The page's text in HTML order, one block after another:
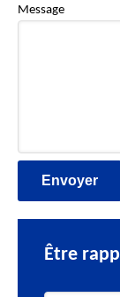
Message
Être